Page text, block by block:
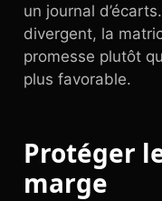
un journal
divergent, la
promesse plutôt
plus favorable.
Protéger
marge